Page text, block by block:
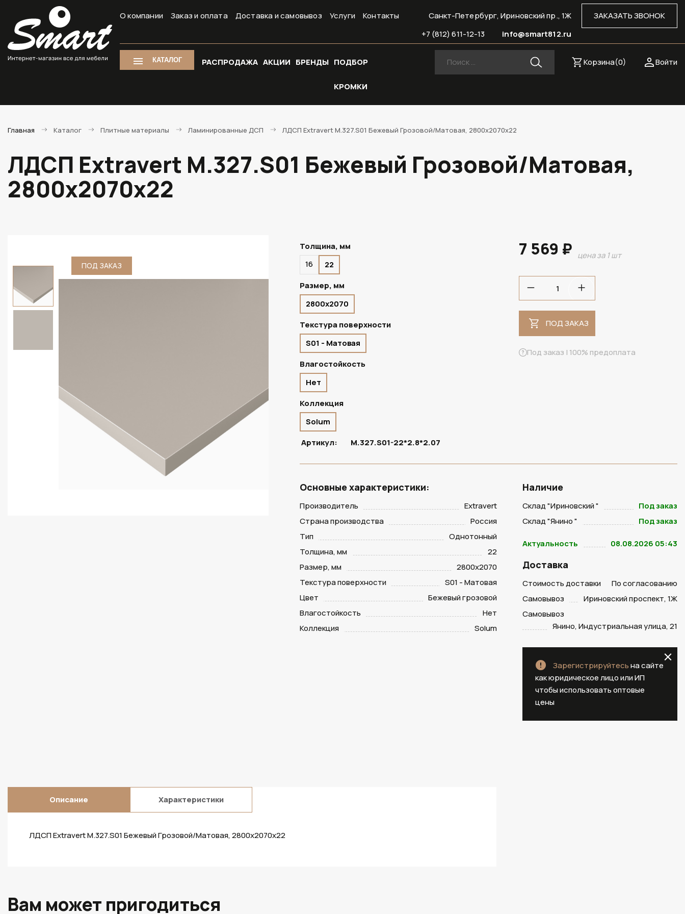
О компании Заказ и оплата Доставка и самовывоз Услуги Контакты ЗАКАЗАТЬ ЗВОНОК
Санкт-Петербург, Ириновский пр., 1Ж
info@smart812.ru
+7 (812) 611-12-13
КАТАЛОГ РАСПРОДАЖА АКЦИИ БРЕНДЫ ПОДБОР
КРОМКИ
Войти
Корзина(0)
Главная Каталог Плитные материалы Ламинированные ДСП ЛДСП Extravert M.327.S01 Бежевый Грозовой/Матовая, 2800х2070х22
ЛДСП Extravert M.327.S01 Бежевый Грозовой/Матовая,
2800х2070х22
ПОД ЗАКАЗ ПОД ЗАКАЗ
Толщина, мм
16
22
Размер, мм
2800х2070
Текстура поверхности
S01 - Матовая
Влагостойкость
Нет
Коллекция
Solum
Артикул:
M.327.S01-22*2.8*2.07
7 569 ₽ цена за 1 шт
ПОД ЗАКАЗ
Под заказ | 100% предоплата
Основные характеристики:
Производитель
Extravert
Страна производства
Россия
Тип
Однотонный
Толщина, мм
22
Размер, мм
2800х2070
Текстура поверхности
S01 - Матовая
Цвет
Бежевый грозовой
Влагостойкость
Нет
Коллекция
Solum
Наличие
Склад "Ириновский "
Под заказ
Склад "Янино "
Под заказ
Актуальность 08.08.2026 05:43
Доставка
Стоимость доставки
По согласованию
Самовывоз
Ириновский проспект, 1Ж
Самовывоз
Янино, Индустриальная улица, 21
Зарегистрируйтесьна сайте
как юридическое лицо или ИП
чтобы использовать оптовые
цены
Описание Характеристики
ЛДСП Extravert M.327.S01 Бежевый Грозовой/Матовая, 2800х2070х22
Вам может пригодиться